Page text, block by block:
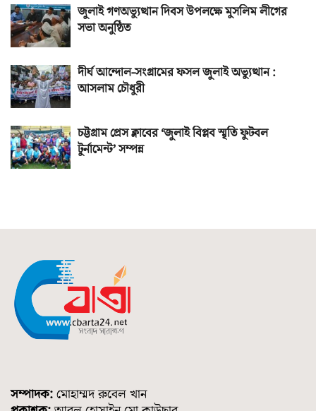
জুলাই গণঅভ্যুত্থান দিবস উপলক্ষে মুসলিম লীগের
সভা অনুষ্ঠিত
দীর্ঘ আন্দোল-সংগ্রামের ফসল জুলাই অভ্যুত্থান :
আসলাম চৌধুরী
চট্টগ্রাম প্রেস ক্লাবের ‘জুলাই বিপ্লব স্মৃতি ফুটবল
টুর্নামেন্ট’ সম্পন্ন
সম্পাদক: মোহাম্মদ রুবেল খান